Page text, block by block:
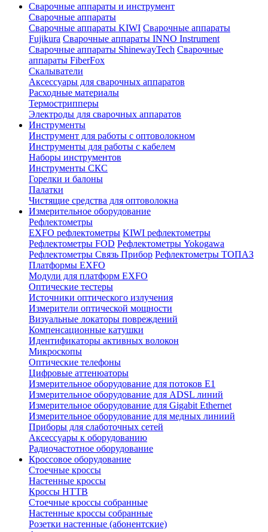
Сварочные аппараты и инструмент
Сварочные аппараты
Сварочные аппараты KIWI Сварочные аппараты
Fujikura Сварочные аппараты INNO Instrument
Сварочные аппараты ShinewayTech Cварочные
аппараты FiberFox
Скалыватели
Аксессуары для сварочных аппаратов
Расходные материалы
Термострипперы
Электроды для сварочных аппаратов
Инструменты
Инструмент для работы с оптоволокном
Инструменты для работы с кабелем
Наборы инструментов
Инструменты СКС
Горелки и балоны
Палатки
Чистящие средства для оптоволокна
Измерительное оборудование
Рефлектометры
EXFO рефлектометры KIWI рефлектометры
Рефлектометры FOD Рефлектометры Yokogawa
Рефлектометры Связь Прибор Рефлектометры ТОПАЗ
Платформы EXFO
Модули для платформ EXFO
Оптические тестеры
Источники оптического излучения
Измерители оптической мощности
Визуальные локаторы повреждений
Компенсационные катушки
Идентификаторы активных волокон
Микроскопы
Оптические телефоны
Цифровые аттенюаторы
Измерительное оборудование для потоков Е1
Измерительное оборудование для ADSL линий
Измерительное оборудование для Gigabit Ethernet
Измерительное оборудование для медных линиий
Приборы для слаботочных сетей
Аксессуары к оборудованию
Радиочастотное оборудование
Кроссовое оборудование
Стоечные кроссы
Настенные кроссы
Кроссы HTTB
Стоечные кроссы собранные
Настенные кроссы собранные
Розетки настенные (абонентские)